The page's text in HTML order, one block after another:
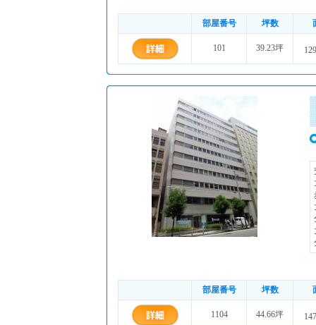
部屋番号 坪数
101 39.23坪
部屋番号 坪数
1104 44.66坪